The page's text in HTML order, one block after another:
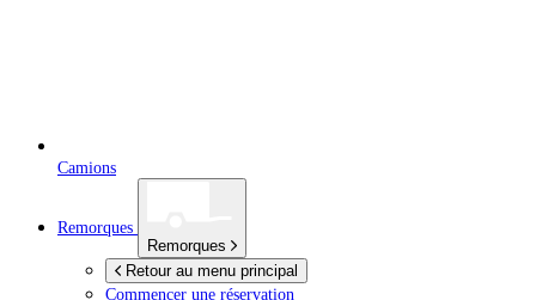
Camions
Remorques
Remorques
Retour au menu principal
Commencer une réservation